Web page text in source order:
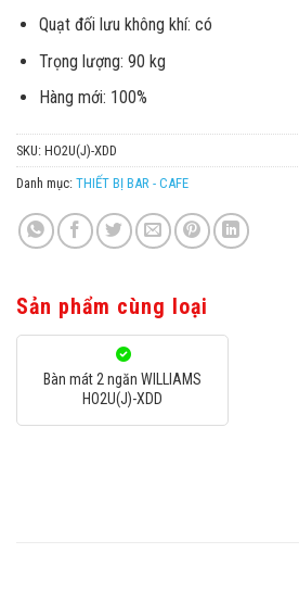
Quạt đối lưu không khí: có
Trọng lượng: 90 kg
Hàng mới: 100%
SKU: HO2U(J)-XDD
Danh mục: THIẾT BỊ BAR - CAFE
Sản phẩm cùng loại
Bàn mát 2 ngăn WILLIAMS
HO2U(J)-XDD